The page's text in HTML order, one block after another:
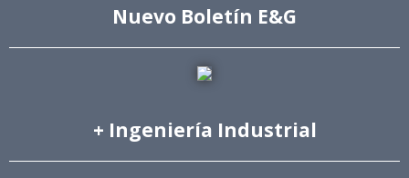
Nuevo Boletín E&G
+ Ingeniería Industrial